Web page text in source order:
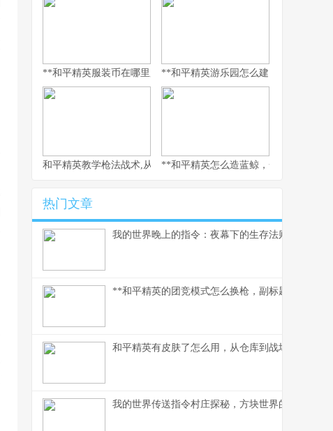
**和平精英服装币在哪里用，老兵的时尚购物指南，副标题，揭秘
**和平精英游乐园怎么建：从虚拟战场
和平精英教学枪法战术,从新手到战神的心路历程
**和平精英怎么造蓝鲸，一场虚拟海洋
热门文章
我的世界晚上的指令：夜幕下的生存法则
**和平精英的团竞模式怎么换枪，副标题为短兵相
和平精英有皮肤了怎么用，从仓库到战场的战术美
我的世界传送指令村庄探秘，方块世界的瞬间移